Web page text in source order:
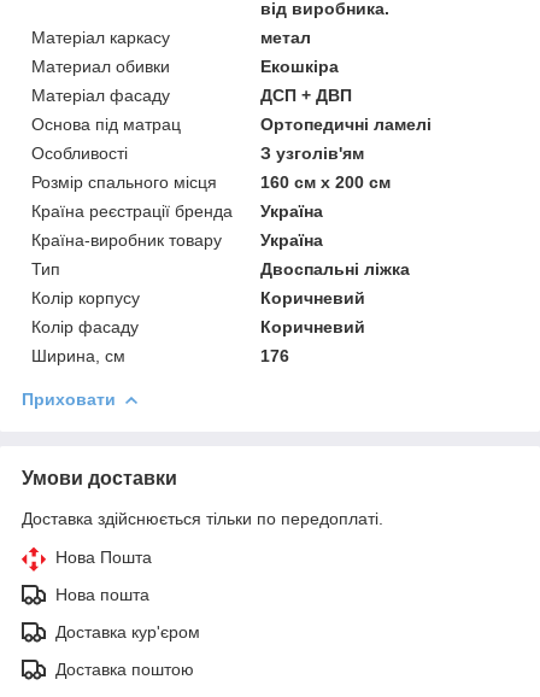
від виробника.
Матеріал каркасу
метал
Материал обивки
Екошкіра
Матеріал фасаду
ДСП + ДВП
Основа під матрац
Ортопедичні ламелі
Особливості
З узголів'ям
Розмір спального місця
160 см х 200 см
Країна реєстрації бренда
Україна
Країна-виробник товару
Україна
Тип
Двоспальні ліжка
Колір корпусу
Коричневий
Колір фасаду
Коричневий
Ширина, см
176
Приховати
Умови доставки
Доставка здійснюється тільки по передоплаті.
Нова Пошта
Нова пошта
Доставка кур'єром
Доставка поштою